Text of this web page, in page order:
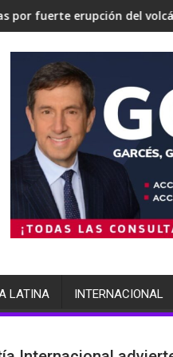
una 'Gaza silenciosa'
estrategia nuclear
erupción del volcán de Fuego
LATINA INTERNACIONAL